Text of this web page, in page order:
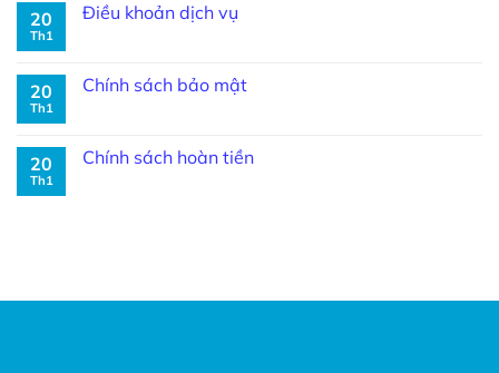
20
Th1
Điều khoản dịch vụ
20
Th1
Chính sách bảo mật
20
Th1
Chính sách hoàn tiền